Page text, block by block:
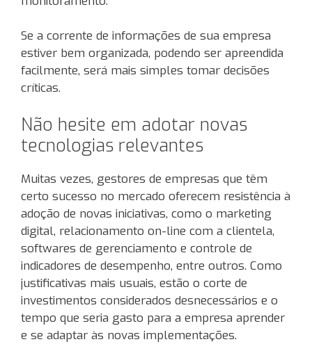
Se a corrente de informações de sua empresa
estiver bem organizada, podendo ser apreendida
facilmente, será mais simples tomar decisões
críticas.
Não hesite em adotar novas
tecnologias relevantes
Muitas vezes, gestores de empresas que têm
certo sucesso no mercado oferecem resistência à
adoção de novas iniciativas, como o marketing
digital, relacionamento on-line com a clientela,
softwares de gerenciamento e controle de
indicadores de desempenho, entre outros. Como
justificativas mais usuais, estão o corte de
investimentos considerados desnecessários e o
tempo que seria gasto para a empresa aprender
e se adaptar às novas implementações.